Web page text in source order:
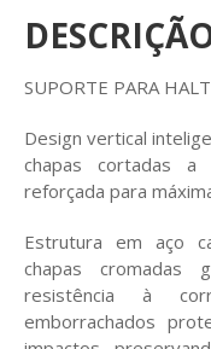
SUPORTE PARA
Design vertical
chapas cortadas
reforçada para
Estrutura em aço
chapas cromadas
resistência à
emborrachados